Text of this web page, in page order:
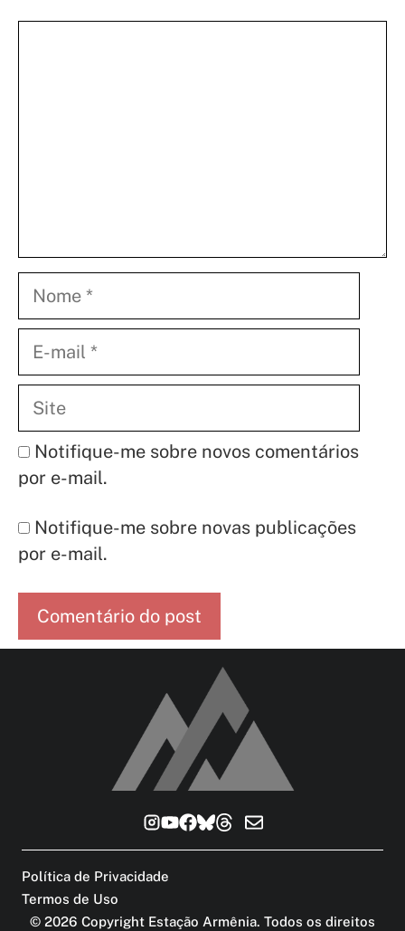
mail
Notifique-me sobre novos comentários
por e-mail.
Notifique-me sobre novas publicações
por e-mail.
© 2026 Copyright Estação Armênia. Todos os direitos
Política de Privacidade
Termos de Uso